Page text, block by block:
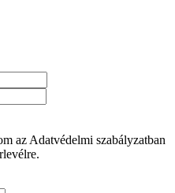
az Adatvédelmi szabályzatban